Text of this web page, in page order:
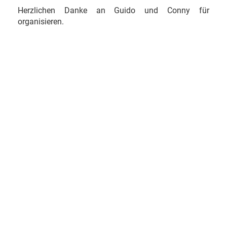
Herzlichen Danke an Guido und Conny für
organisieren.